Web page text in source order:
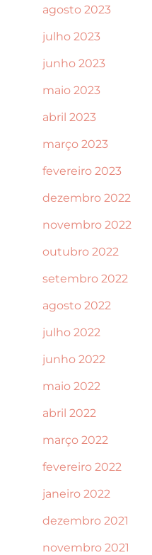
agosto 2023
julho 2023
junho 2023
maio 2023
abril 2023
março 2023
fevereiro 2023
dezembro 2022
novembro 2022
outubro 2022
setembro 2022
agosto 2022
julho 2022
junho 2022
maio 2022
abril 2022
março 2022
fevereiro 2022
janeiro 2022
dezembro 2021
novembro 2021